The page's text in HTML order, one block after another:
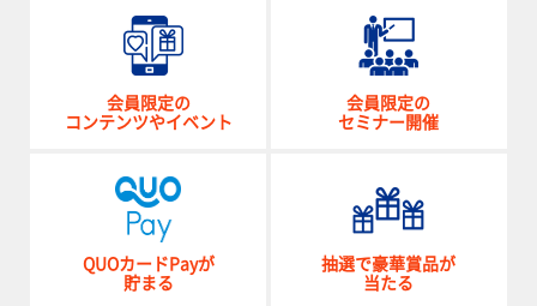
会員限定の
コンテンツやイベント
会員限定の
セミナー開催
QUOカードPayが
貯まる
抽選で豪華賞品が
当たる